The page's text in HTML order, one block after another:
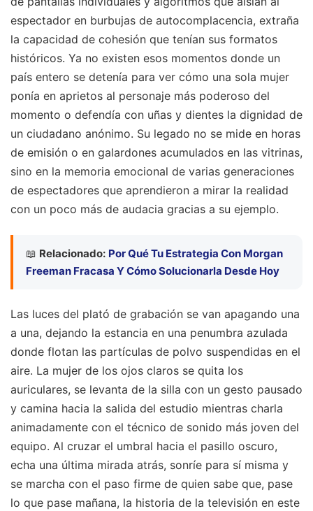
espectador en burbujas de autocomplacencia, extraña
la capacidad de cohesión que tenían sus formatos
históricos. Ya no existen esos momentos donde un
país entero se detenía para ver cómo una sola mujer
ponía en aprietos al personaje más poderoso del
momento o defendía con uñas y dientes la dignidad de
un ciudadano anónimo. Su legado no se mide en horas
de emisión o en galardones acumulados en las vitrinas,
sino en la memoria emocional de varias generaciones
de espectadores que aprendieron a mirar la realidad
con un poco más de audacia gracias a su ejemplo.
📖 Relacionado: Por Qué Tu Estrategia Con Morgan
Freeman Fracasa Y Cómo Solucionarla Desde Hoy
Las luces del plató de grabación se van apagando una
a una, dejando la estancia en una penumbra azulada
donde flotan las partículas de polvo suspendidas en el
aire. La mujer de los ojos claros se quita los
auriculares, se levanta de la silla con un gesto pausado
y camina hacia la salida del estudio mientras charla
animadamente con el técnico de sonido más joven del
equipo. Al cruzar el umbral hacia el pasillo oscuro,
echa una última mirada atrás, sonríe para sí misma y
se marcha con el paso firme de quien sabe que, pase
lo que pase mañana, la historia de la televisión en este